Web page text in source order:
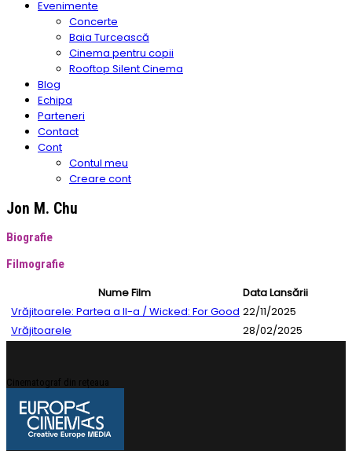
Evenimente
Concerte
Baia Turcească
Cinema pentru copii
Rooftop Silent Cinema
Blog
Echipa
Parteneri
Contact
Cont
Contul meu
Creare cont
Jon M. Chu
Biografie
Filmografie
Nume Film
Data Lansării
Vrăjitoarele: Partea a II-a / Wicked: For Good 22/11/2025
Vrăjitoarele
28/02/2025
Cinematograf din rețeaua